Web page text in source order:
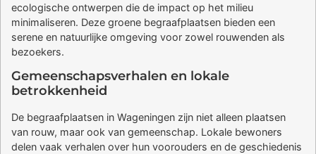
ecologische ontwerpen die de impact op het milieu
minimaliseren. Deze groene begraafplaatsen bieden een
serene en natuurlijke omgeving voor zowel rouwenden als
bezoekers.
Gemeenschapsverhalen en lokale
betrokkenheid
De begraafplaatsen in Wageningen zijn niet alleen plaatsen
van rouw, maar ook van gemeenschap. Lokale bewoners
delen vaak verhalen over hun voorouders en de geschiedenis